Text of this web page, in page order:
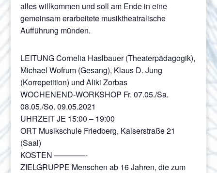
alles willkommen und soll am Ende in eine
gemeinsam erarbeitete musiktheatralische
Aufführung münden.
LEITUNG Cornelia Haslbauer (Theaterpädagogik),
Michael Wofrum (Gesang), Klaus D. Jung
(Korrepetition) und Aliki Zorbas
WOCHENEND-WORKSHOP Fr. 07.05./Sa.
08.05./So. 09.05.2021
UHRZEIT JE 15:00 – 19:00
ORT Musikschule Friedberg, Kaiserstraße 21
(Saal)
KOSTEN ————-
ZIELGRUPPE Menschen ab 16 Jahren, die zum